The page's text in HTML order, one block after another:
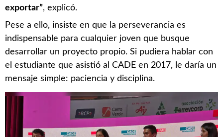
exportar”, explicó.
Pese a ello, insiste en que la perseverancia es
indispensable para cualquier joven que busque
desarrollar un proyecto propio. Si pudiera hablar con
el estudiante que asistió al CADE en 2017, le daría un
mensaje simple: paciencia y disciplina.